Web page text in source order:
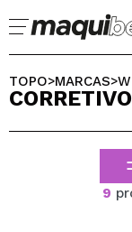
Já sou
TOPO>MARCAS>
9